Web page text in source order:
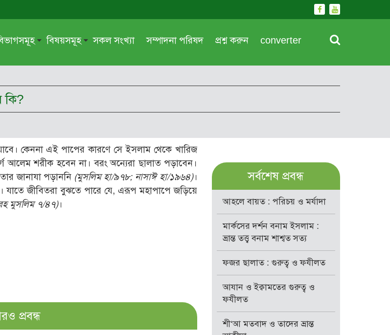
কুরআন
প্রসঙ্গ
ভাবনা
অঙ্গন
বিষয়সমূহ
পরকাল
নীতি-নৈতিকতা
তারবিয়াত
আরও
সকল সংখ্যা সম্পাদনা পরিষদ প্রশ্ন করুন converter
কি?
কেননা এই পাপের কারণে সে ইসলাম থেকে খারিজ
আলেম শরীক হবেন না। বরং অন্যেরা ছালাত পড়াবেন।
জানাযা পড়াননি (মুসলিম হা/৯৭৮; নাসাঈ হা/১৯৬৪)।
যাতে জীবিতরা বুঝতে পারে যে, এরূপ মহাপাপে জড়িয়ে
মুসলিম ৭/৪৭)।
প্রবন্ধ
সর্বশেষ প্রবন্ধ
আহলে বায়ত : পরিচয় ও মর্যাদা
মার্কসের দর্শন বনাম ইসলাম :
ভ্রান্ত তত্ত্ব বনাম শাশ্বত সত্য
ফজর ছালাত : গুরুত্ব ও ফযীলত
আযান ও ইক্বামতের গুরুত্ব ও
ফযীলত
শী‘আ মতবাদ ও তাদের ভ্রান্ত